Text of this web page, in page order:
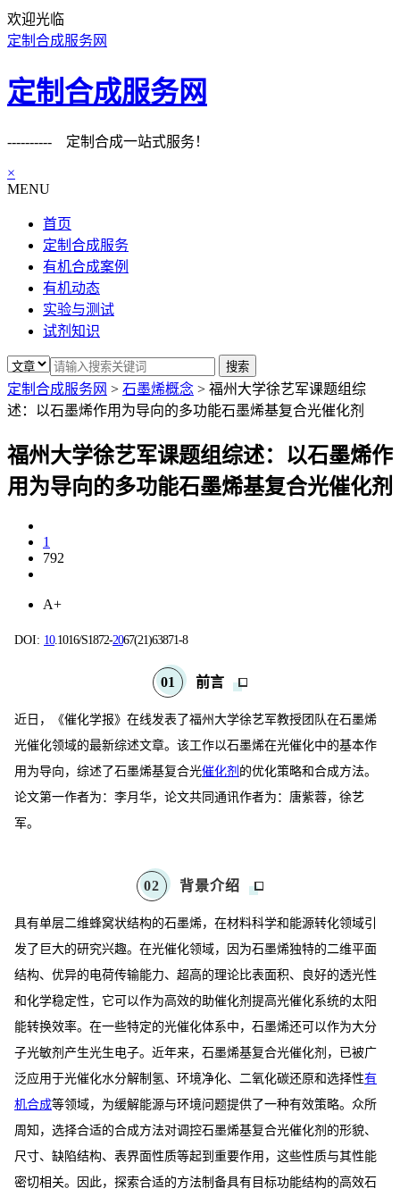
欢迎光临
定制合成服务网
定制合成服务网
---------- 定制合成一站式服务！
×
MENU
首页
定制合成服务
有机合成案例
有机动态
实验与测试
试剂知识
定制合成服务网 > 石墨烯概念 > 福州大学徐艺军课题组综
述：以石墨烯作用为导向的多功能石墨烯基复合光催化剂
福州大学徐艺军课题组综述：以石墨烯作
用为导向的多功能石墨烯基复合光催化剂
1
792
A+
DOI: 10.1016/S1872-2067(21)63871-8
01 前言
近日，《催化学报》在线发表了福州大学徐艺军教授团队在石墨烯
光催化领域的最新综述文章。该工作以石墨烯在光催化中的基本作
用为导向，综述了石墨烯基复合光催化剂 的优化策略和合成方法。
论文第一作者为：李月华，论文共同通讯作者为：唐紫蓉，徐艺
军。
02 背景介绍
具有单层二维蜂窝状结构的石墨烯，在材料科学和能源转化领域引
发了巨大的研究兴趣。在光催化领域，因为石墨烯独特的二维平面
结构、优异的电荷传输能力、超高的理论比表面积、良好的透光性
和化学稳定性，它可以作为高效的助催化剂提高光催化系统的太阳
能转换效率。在一些特定的光催化体系中，石墨烯还可以作为大分
子光敏剂产生光生电子。近年来，石墨烯基复合光催化剂，已被广
泛应用于光催化水分解制氢、环境净化、二氧化碳还原和选择性有
机合成等领域，为缓解能源与环境问题提供了一种有效策略。众所
周知，选择合适的合成方法对调控石墨烯基复合光催化剂的形貌、
尺寸、缺陷结构、表界面性质等起到重要作用，这些性质与其性能
密切相关。因此，探索合适的方法制备具有目标功能结构的高效石